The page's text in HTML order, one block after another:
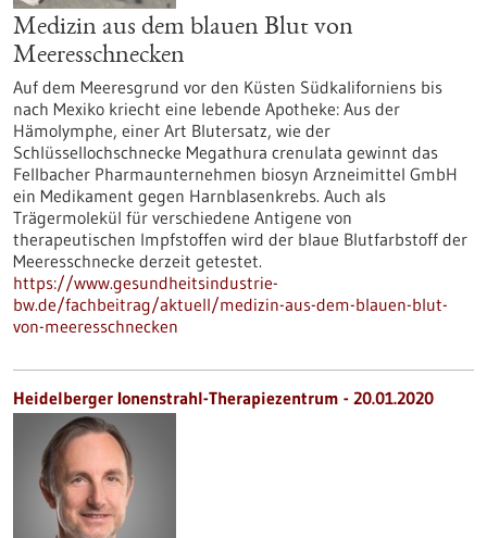
Medizin aus dem blauen Blut von
Meeresschnecken
Auf dem Meeresgrund vor den Küsten Südkaliforniens bis
nach Mexiko kriecht eine lebende Apotheke: Aus der
Hämolymphe, einer Art Blutersatz, wie der
Schlüssellochschnecke Megathura crenulata gewinnt das
Fellbacher Pharmaunternehmen biosyn Arzneimittel GmbH
ein Medikament gegen Harnblasenkrebs. Auch als
Trägermolekül für verschiedene Antigene von
therapeutischen Impfstoffen wird der blaue Blutfarbstoff der
Meeresschnecke derzeit getestet.
https://www.gesundheitsindustrie-
bw.de/fachbeitrag/aktuell/medizin-aus-dem-blauen-blut-
von-meeresschnecken
Heidelberger Ionenstrahl-Therapiezentrum - 20.01.2020